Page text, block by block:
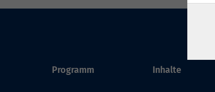
Programm Inhalte